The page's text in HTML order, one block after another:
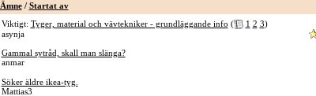
Ämne/ Startat av
Viktigt: Tyger, material och vävtekniker - grundläggande info ( 1 2 3)
asynja
Gammal sytråd, skall man slänga?
anmar
Söker äldre ikea-tyg.
Mattias3